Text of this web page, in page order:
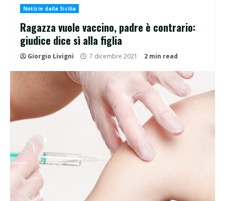
Notizie dalla Sicilia
Ragazza vuole vaccino, padre è contrario:
giudice dice sì alla figlia
Giorgio Livigni 7 dicembre 2021 2 min read